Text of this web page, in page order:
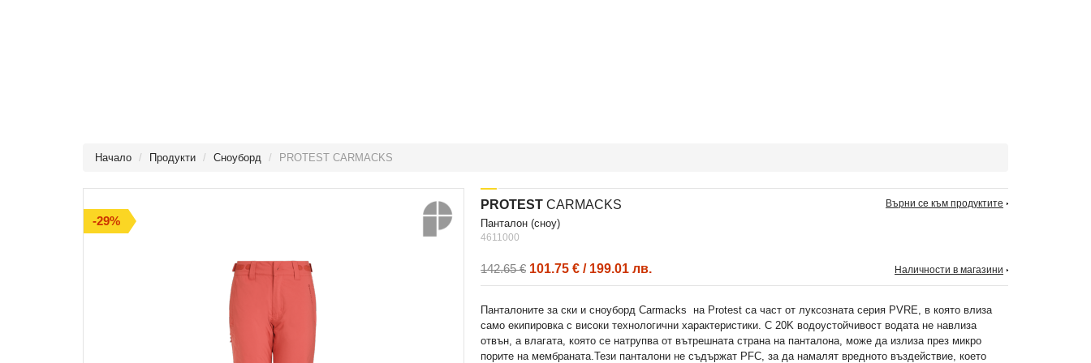
Начало Продукти Сноуборд PROTEST CARMACKS
-29%
PROTEST CARMACKS
панталон (сноу)
4611000
142.65 € 101.75 € / 199.01 лв.
Върни се към продуктите
Наличности в магазини
Панталоните за ски и сноуборд Carmacks на Protest са част от луксозната серия PVRE, в която влиза
само екипировка с високи технологични характеристики. С 20K водоустойчивост водата не навлиза
отвън, а влагата, която се натрупва от вътрешната страна на панталона, може да излиза през микро
порите на мембраната.Тези панталони не съдържат PFC, за да намалят вредното въздействие, което